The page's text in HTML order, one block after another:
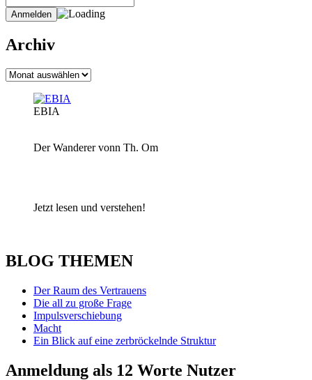
Archiv
Archiv
EBIA
Der Wanderer vonn Th. Om
Jetzt lesen und verstehen!
BLOG THEMEN
Der Raum des Vertrauens
Die all zu große Frage
Impulsverschiebung
Macht
Ein Blick auf eine zerbröckelnde Struktur
Anmeldung als 12 Worte Nutzer